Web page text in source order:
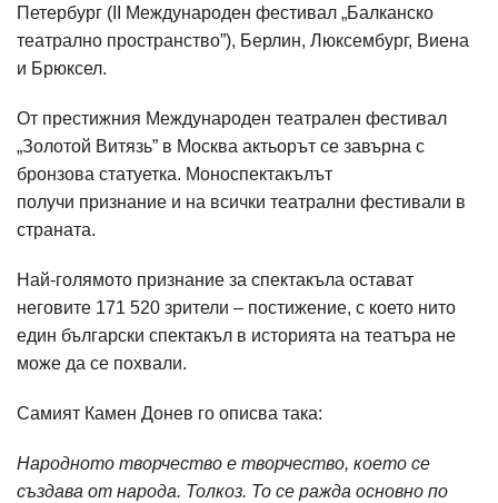
Петербург (II Mеждународен фестивал „Балканско
театрално пространство”), Берлин, Люксембург, Виена
и Брюксел.
От престижния Международен театрален фестивал
„Золотой Витязь” в Москва актьорът се завърна с
бронзова статуетка. Моноспектакълът
получи признание и на всички театрални фестивали в
страната.
Най-голямото признание за спектакъла остават
неговите 171 520 зрители – постижение, с което нито
един български спектакъл в историята на театъра не
може да се похвали.
Самият Камен Донев го описва така:
Народното творчество е творчество, което се
създава от народа. Толкоз. То се ражда основно по